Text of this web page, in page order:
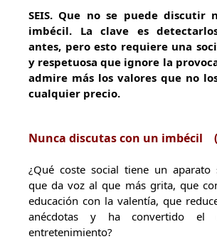
SEIS. Que no se puede discutir
imbécil. La clave es
antes, pero esto requiere una
y respetuosa que ignore la
admire más los valores que no
cualquier precio.
Nunca discutas con un imbécil
¿Qué coste social tiene un aparato
que da voz al que más grita, que
educación con la valentía, que
anécdotas y ha convertido el
entretenimiento?